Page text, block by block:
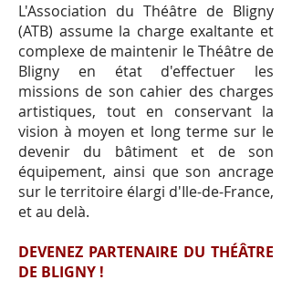
L'Association du Théâtre de Bligny
(ATB) assume la charge exaltante et
complexe de maintenir le Théâtre de
Bligny en état d'effectuer les
missions de son cahier des charges
artistiques, tout en conservant la
vision à moyen et long terme sur le
devenir du bâtiment et de son
équipement, ainsi que son ancrage
sur le territoire élargi d'Ile-de-France,
et au delà.
DEVENEZ PARTENAIRE DU THÉÂTRE
DE BLIGNY !